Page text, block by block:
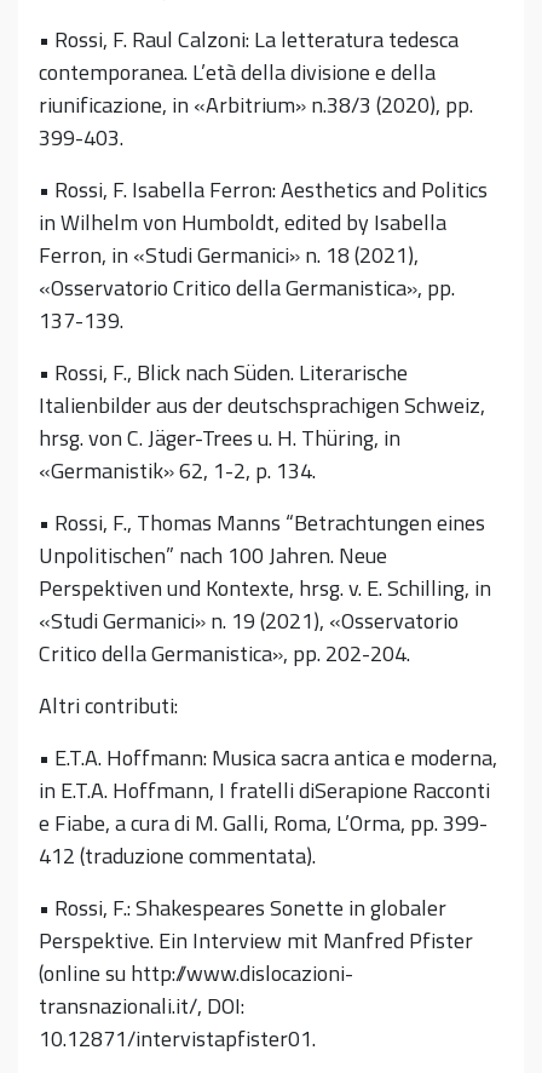
• Rossi, F. Raul Calzoni: La letteratura tedesca
contemporanea. L’età della divisione e della
riunificazione, in «Arbitrium» n.38/3 (2020), pp.
399-403.
• Rossi, F. Isabella Ferron: Aesthetics and Politics
in Wilhelm von Humboldt, edited by Isabella
Ferron, in «Studi Germanici» n. 18 (2021),
«Osservatorio Critico della Germanistica», pp.
137-139.
• Rossi, F., Blick nach Süden. Literarische
Italienbilder aus der deutschsprachigen Schweiz,
hrsg. von C. Jäger-Trees u. H. Thüring, in
«Germanistik» 62, 1-2, p. 134.
• Rossi, F., Thomas Manns “Betrachtungen eines
Unpolitischen” nach 100 Jahren. Neue
Perspektiven und Kontexte, hrsg. v. E. Schilling, in
«Studi Germanici» n. 19 (2021), «Osservatorio
Critico della Germanistica», pp. 202-204.
Altri contributi:
• E.T.A. Hoffmann: Musica sacra antica e moderna,
in E.T.A. Hoffmann, I fratelli diSerapione Racconti
e Fiabe, a cura di M. Galli, Roma, L’Orma, pp. 399-
412 (traduzione commentata).
• Rossi, F.: Shakespeares Sonette in globaler
Perspektive. Ein Interview mit Manfred Pfister
(online su http://www.dislocazioni-
transnazionali.it/, DOI:
10.12871/intervistapfister01.